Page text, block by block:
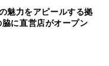
魅力をアピールする拠
に直営店がオープン